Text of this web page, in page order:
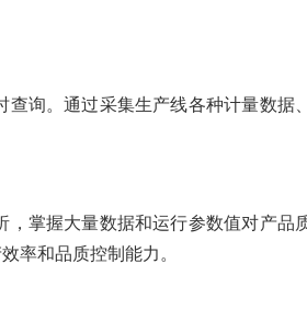
询。通过采集生产线各种计量数据
掌握大量数据和运行参数值对产品
率和品质控制能力。